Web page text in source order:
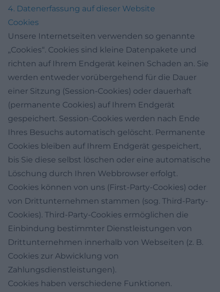
4. Datenerfassung auf dieser Website
Cookies
Unsere Internetseiten verwenden so genannte
„Cookies“. Cookies sind kleine Datenpakete und
richten auf Ihrem Endgerät keinen Schaden an. Sie
werden entweder vorübergehend für die Dauer
einer Sitzung (Session-Cookies) oder dauerhaft
(permanente Cookies) auf Ihrem Endgerät
gespeichert. Session-Cookies werden nach Ende
Ihres Besuchs automatisch gelöscht. Permanente
Cookies bleiben auf Ihrem Endgerät gespeichert,
bis Sie diese selbst löschen oder eine automatische
Löschung durch Ihren Webbrowser erfolgt.
Cookies können von uns (First-Party-Cookies) oder
von Drittunternehmen stammen (sog. Third-Party-
Cookies). Third-Party-Cookies ermöglichen die
Einbindung bestimmter Dienstleistungen von
Drittunternehmen innerhalb von Webseiten (z. B.
Cookies zur Abwicklung von
Zahlungsdienstleistungen).
Cookies haben verschiedene Funktionen.